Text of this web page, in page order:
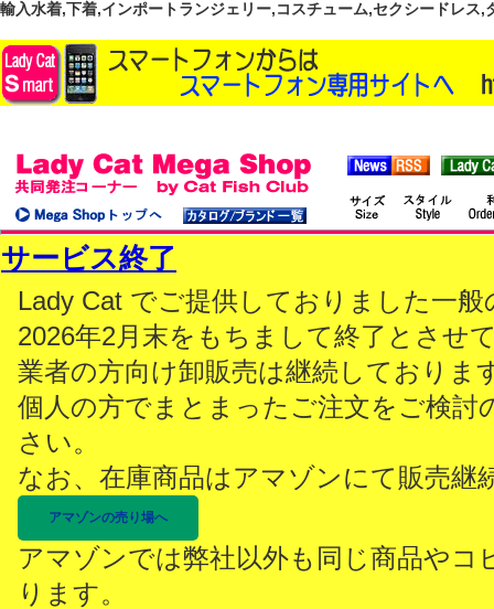
輸入水着,下着,インポートランジェリー,コスチューム,セクシードレス
サービス終了
Lady Cat でご提供しておりました一
2026年2月末をもちまして終了とさせ
業者の方向け卸販売は継続しておりま
個人の方でまとまったご注文をご検討
さい。
なお、在庫商品はアマゾンにて販売継
アマゾンの売り場へ
アマゾンでは弊社以外も同じ商品やコ
ります。